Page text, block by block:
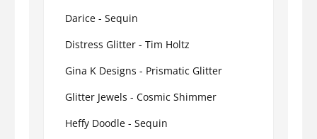
Darice - Sequin
Distress Glitter - Tim Holtz
Gina K Designs - Prismatic Glitter
Glitter Jewels - Cosmic Shimmer
Heffy Doodle - Sequin